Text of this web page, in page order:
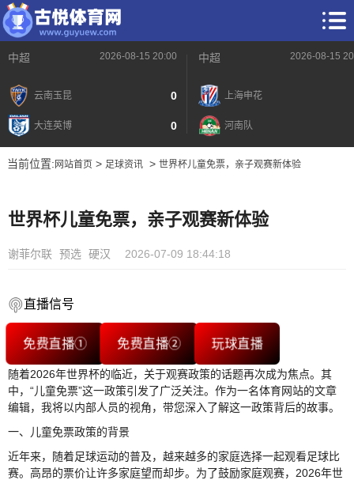
中超 2026-08-15 20:00
云南玉昆 0
大连英博 0
中超 2026-08-15
上海申花
河南队
当前位置: 网站首页> 足球资讯> 世界杯儿童免票，亲子观赛新体验
世界杯儿童免票，亲子观赛新体验
谢菲尔联 预选 硬汉 2026-07-09 18:44:18
直播信号
免费直播① 免费直播② 玩球直播
随着2026年世界杯的临近，关于观赛政策的话题再次成为焦点。其
中，“儿童免票”这一政策引发了广泛关注。作为一名体育网站的文章
编辑，我将以内部人员的视角，带您深入了解这一政策背后的故事。
一、儿童免票政策的背景
近年来，随着足球运动的普及，越来越多的家庭选择一起观看足球比
赛。高昂的票价让许多家庭望而却步。为了鼓励家庭观赛，2026年世